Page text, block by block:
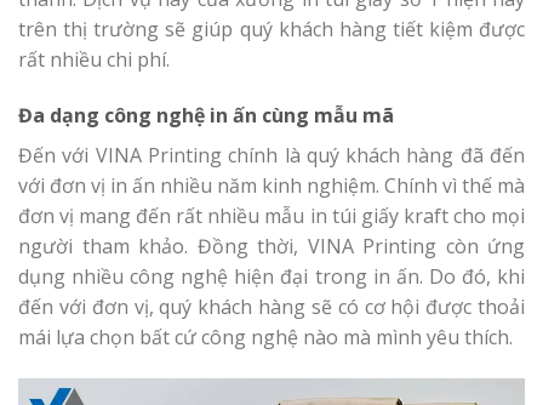
trên thị trường sẽ giúp quý khách hàng tiết kiệm được
rất nhiều chi phí.
Đa dạng công nghệ in ấn cùng mẫu mã
Đến với VINA Printing chính là quý khách hàng đã đến
với đơn vị in ấn nhiều năm kinh nghiệm. Chính vì thế mà
đơn vị mang đến rất nhiều mẫu in túi giấy kraft cho mọi
người tham khảo. Đồng thời, VINA Printing còn ứng
dụng nhiều công nghệ hiện đại trong in ấn. Do đó, khi
đến với đơn vị, quý khách hàng sẽ có cơ hội được thoải
mái lựa chọn bất cứ công nghệ nào mà mình yêu thích.